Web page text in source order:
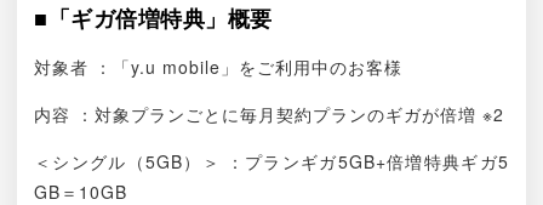
■「ギガ倍増特典」概要
対象者 ：「y.u mobile」をご利用中のお客様
内容 ：対象プランごとに毎月契約プランのギガが倍増 ※2
＜シングル（5GB）＞ ：プランギガ5GB+倍増特典ギガ5
GB＝10GB